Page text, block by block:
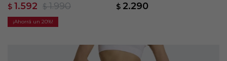
$ 1.592 $ 1.990
20
$ 2.290